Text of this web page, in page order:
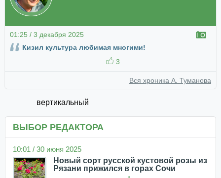
01:25 / 3 декабря 2025
Кизил культура любимая многими!
3
Вся хроника А. Туманова
вертикальный
ВЫБОР РЕДАКТОРА
10:01 / 30 июня 2025
Новый сорт русской кустовой розы из
Рязани прижился в горах Сочи